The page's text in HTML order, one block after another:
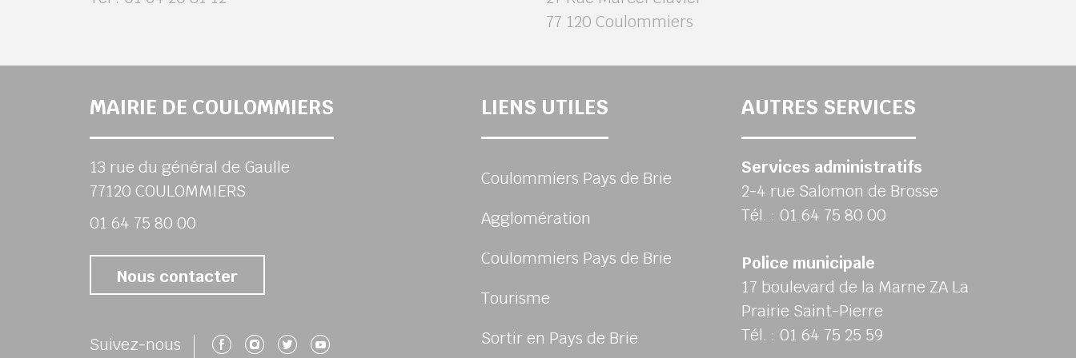
77 120 Coulommiers
MAIRIE DE COULOMMIERS
13 rue du général de Gaulle
77120 COULOMMIERS
01 64 75 80 00
Nous contacter
Suivez-nous Suivez-nous sur Facebook
Suivez-nous sur Instagram
Suivez-nous sur Twitter
Suivez-nous sur Youtube
LIENS UTILES
Coulommiers Pays de Brie
Agglomération
Coulommiers Pays de Brie
Tourisme
Sortir en Pays de Brie
AUTRES SERVICES
Services administratifs
2-4 rue Salomon de Brosse
Tél. : 01 64 75 80 00
Police municipale
17 boulevard de la Marne ZA La
Prairie Saint-Pierre
Tél. : 01 64 75 25 59